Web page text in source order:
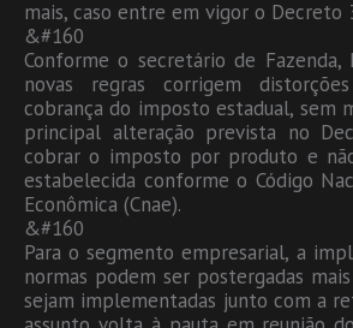
mais, caso entre em vigor o Decreto
&#160
Conforme o secretário de Fazenda,
novas regras corrigem
cobrança do imposto estadual, sem
principal alteração prevista no
cobrar o imposto por produto e
estabelecida conforme o Código
Econômica (Cnae).
&#160
Para o segmento empresarial, a
normas podem ser postergadas
sejam implementadas junto com a